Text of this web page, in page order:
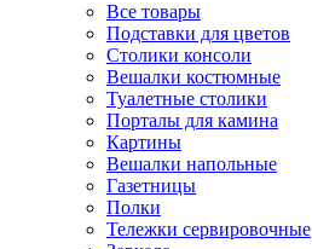
Все товары
Подставки для цветов
Столики консоли
Вешалки костюмные
Туалетные столики
Порталы для камина
Картины
Вешалки напольные
Газетницы
Полки
Тележки сервировочные